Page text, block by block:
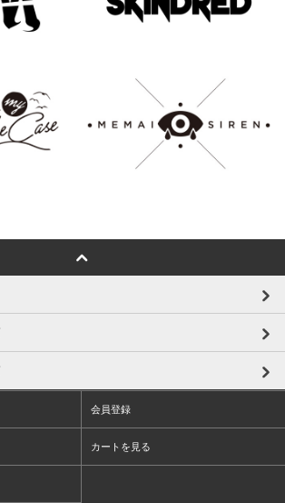
会員登録
カートを見る